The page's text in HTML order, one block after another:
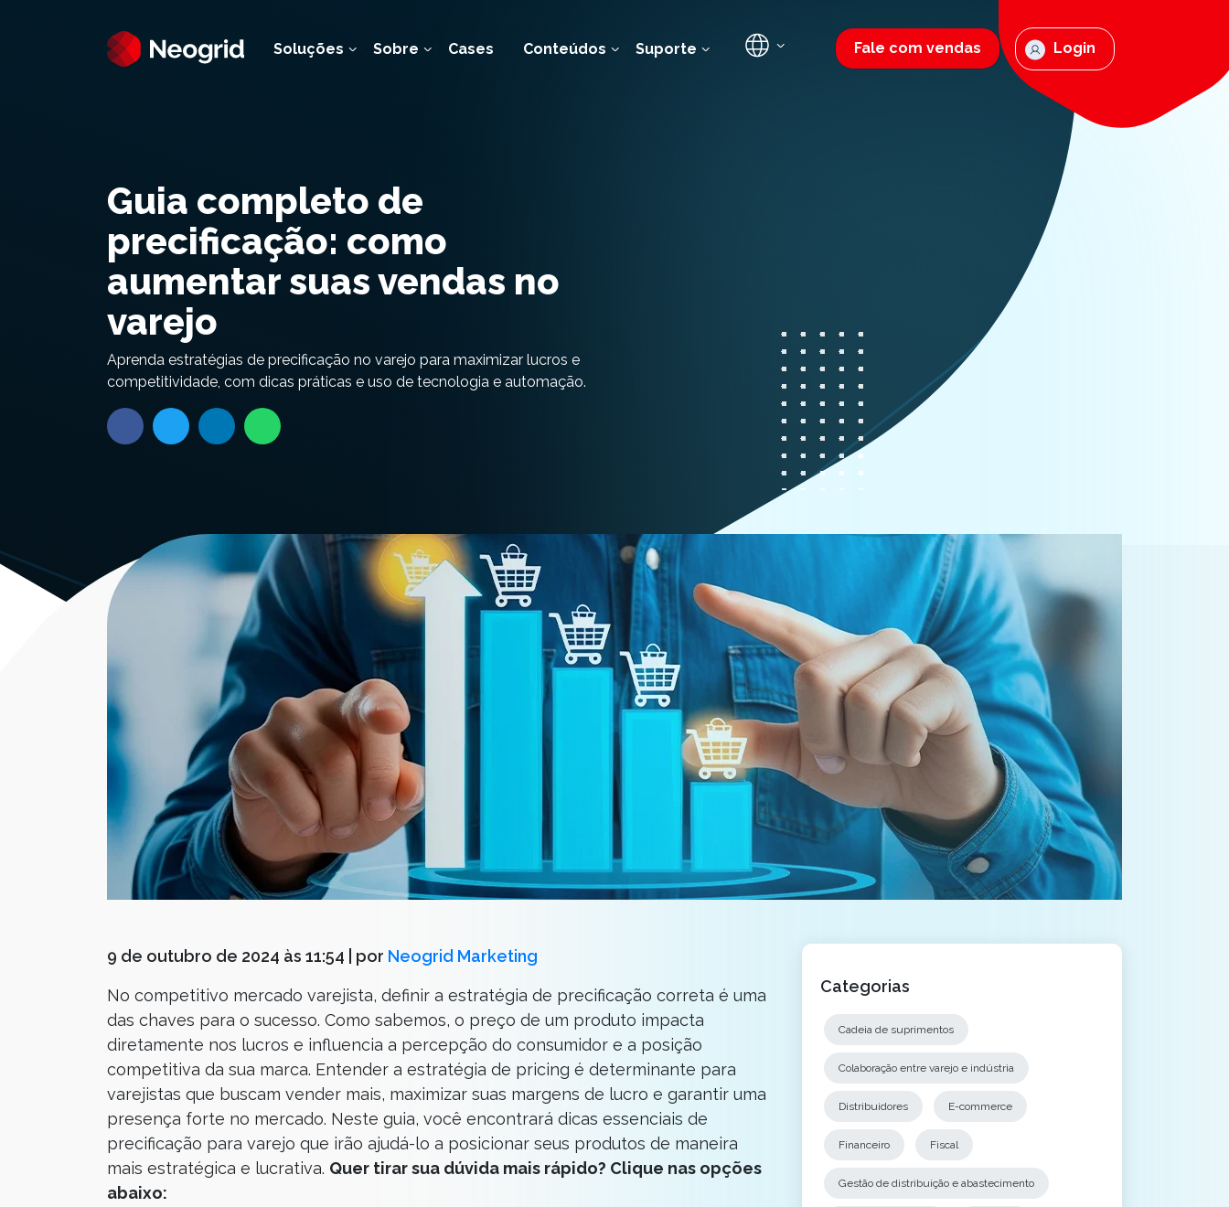
Soluções Sobre Cases Conteúdos Suporte Fale com vendas Login
Guia completo de
precificação: como
aumentar suas vendas no
varejo
Aprenda estratégias de precificação no varejo para maximizar lucros e
competitividade, com dicas práticas e uso de tecnologia e automação.
9 de outubro de 2024 às 11:54 | por Neogrid Marketing
No competitivo mercado varejista, definir a estratégia de precificação correta é uma
das chaves para o sucesso. Como sabemos, o preço de um produto impacta
diretamente nos lucros e influencia a percepção do consumidor e a posição
competitiva da sua marca. Entender a estratégia de pricing é determinante para
varejistas que buscam vender mais, maximizar suas margens de lucro e garantir uma
presença forte no mercado. Neste guia, você encontrará dicas essenciais de
precificação para varejo que irão ajudá-lo a posicionar seus produtos de maneira
mais estratégica e lucrativa. Quer tirar sua dúvida mais rápido? Clique nas opções
abaixo:
Categorias
Cadeia de suprimentos
Colaboração entre varejo e indústria
Distribuidores E-commerce
Financeiro Fiscal
Gestão de distribuição e abastecimento